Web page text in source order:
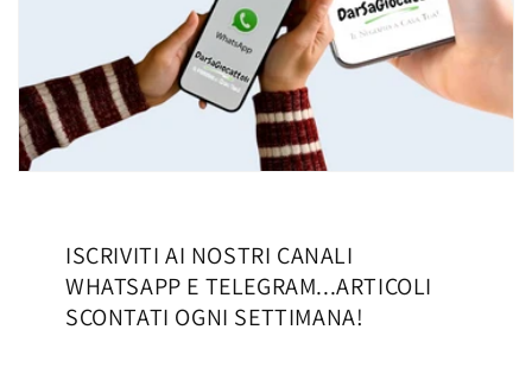
ISCRIVITI AI NOSTRI CANALI
WHATSAPP E TELEGRAM...ARTICOLI
SCONTATI OGNI SETTIMANA!